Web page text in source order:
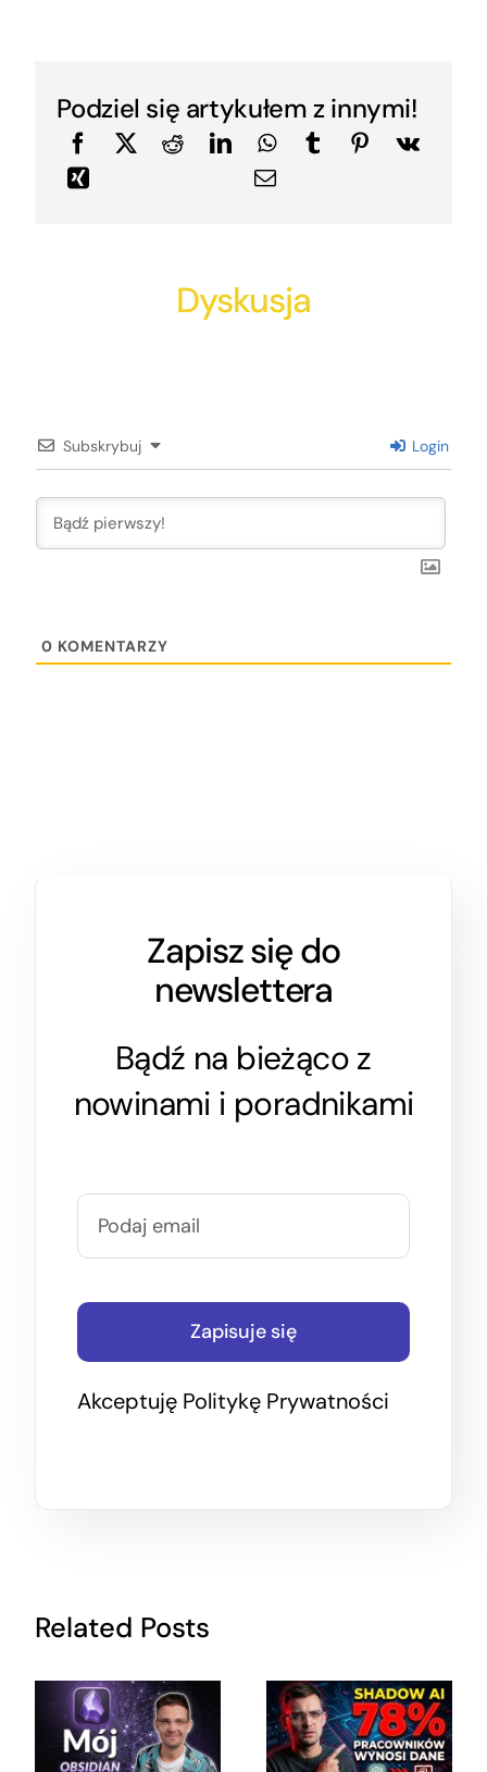
Podziel się artykułem z innymi!
Dyskusja
Subskrybuj Login
0 KOMENTARZY
Zapisz się do
newslettera
Bądź na bieżąco z
nowinami i poradnikami
Zapisuje się
Akceptuję Politykę Prywatności
Related Posts